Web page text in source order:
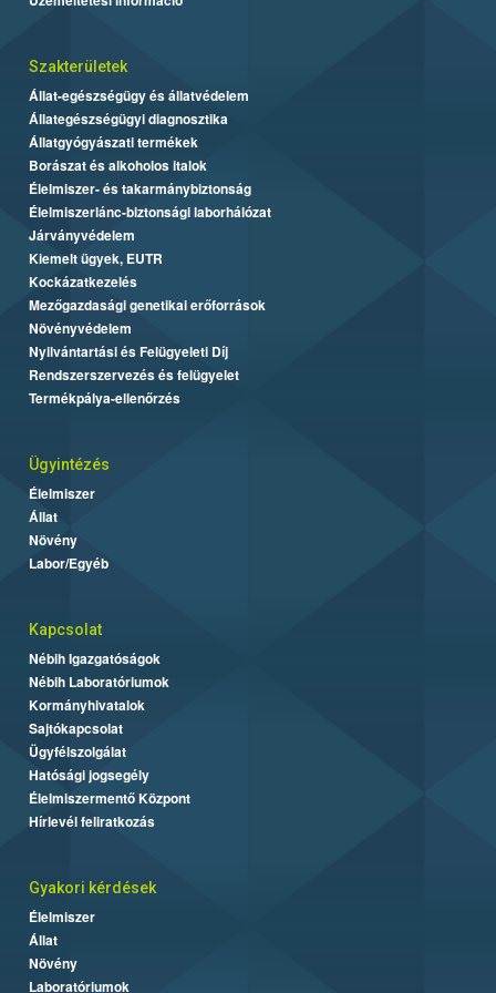
Szakterületek
Állat-egészségügy és állatvédelem
Állategészségügyi diagnosztika
Állatgyógyászati termékek
Borászat és alkoholos italok
Élelmiszer- és takarmánybiztonság
Élelmiszerlánc-biztonsági laborhálózat
Járványvédelem
Kiemelt ügyek, EUTR
Kockázatkezelés
Mezőgazdasági genetikai erőforrások
Növényvédelem
Nyilvántartási és Felügyeleti Díj
Rendszerszervezés és felügyelet
Termékpálya-ellenőrzés
Ügyintézés
Élelmiszer
Állat
Növény
Labor/Egyéb
Kapcsolat
Nébih Igazgatóságok
Nébih Laboratóriumok
Kormányhivatalok
Sajtókapcsolat
Ügyfélszolgálat
Hatósági jogsegély
Élelmiszermentő Központ
Hírlevél feliratkozás
Gyakori kérdések
Élelmiszer
Állat
Növény
Laboratóriumok